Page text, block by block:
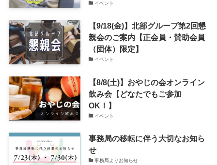
イベント
【9/18(金)】北部グループ第2回懇
親会のご案内【正会員・賛助会員
（団体）限定】
イベント
【8/8(土)】おやじの会オンライン
飲み会【どなたでもご参加
OK！】
イベント
事務局の移転に伴う大切なお知ら
せ
事務局よりお知らせ